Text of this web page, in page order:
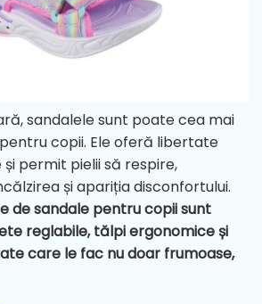
sandalele sunt poate cea mai
copii. Ele oferă libertate
permit pielii să respire,
și apariția disconfortului.
de sandale pentru copii sunt
reglabile, tălpi ergonomice și
care le fac nu doar frumoase,